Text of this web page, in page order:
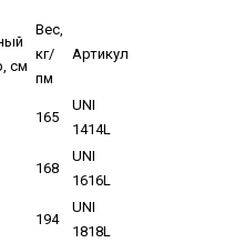
см
Вес,
кг/
пм
Артикул
165
UNI
1414L
168
UNI
1616L
194
UNI
1818L